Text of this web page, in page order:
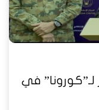
لـ”كورونا” في